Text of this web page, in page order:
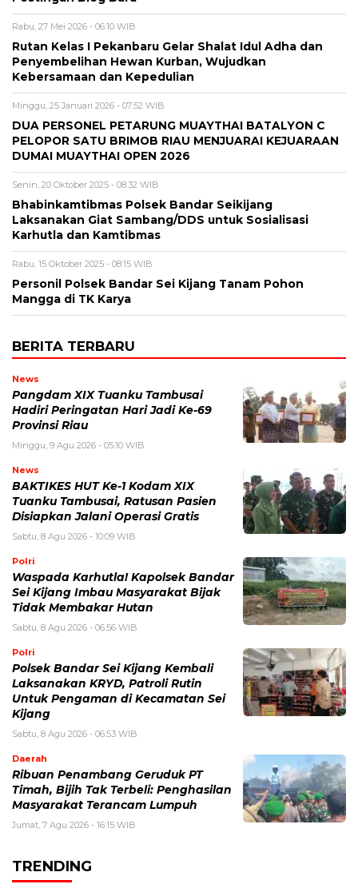
Rabu, 27 Mei 2026 - 06:10 WIB
Rutan Kelas I Pekanbaru Gelar Shalat Idul Adha dan
Penyembelihan Hewan Kurban, Wujudkan
Kebersamaan dan Kepedulian
Minggu, 25 Januari 2026 - 07:52 WIB
DUA PERSONEL PETARUNG MUAYTHAI BATALYON C
PELOPOR SATU BRIMOB RIAU MENJUARAI KEJUARAAN
DUMAI MUAYTHAI OPEN 2026
Senin, 20 Oktober 2025 - 08:32 WIB
Bhabinkamtibmas Polsek Bandar Seikijang
Laksanakan Giat Sambang/DDS untuk Sosialisasi
Karhutla dan Kamtibmas
Rabu, 15 Oktober 2025 - 08:15 WIB
Personil Polsek Bandar Sei Kijang Tanam Pohon
Mangga di TK Karya
BERITA TERBARU
News
Pangdam XIX Tuanku Tambusai
Hadiri Peringatan Hari Jadi Ke-69
Provinsi Riau
Minggu, 9 Agu 2026 - 05:10 WIB
News
BAKTIKES HUT Ke-1 Kodam XIX
Tuanku Tambusai, Ratusan Pasien
Disiapkan Jalani Operasi Gratis
Sabtu, 8 Agu 2026 - 10:09 WIB
Polri
Waspada Karhutla! Kapolsek Bandar
Sei Kijang Imbau Masyarakat Bijak
Tidak Membakar Hutan
Sabtu, 8 Agu 2026 - 06:56 WIB
Polri
Polsek Bandar Sei Kijang Kembali
Laksanakan KRYD, Patroli Rutin
Untuk Pengaman di Kecamatan Sei
Kijang
Sabtu, 8 Agu 2026 - 06:53 WIB
Daerah
Ribuan Penambang Geruduk PT
Timah, Bijih Tak Terbeli: Penghasilan
Masyarakat Terancam Lumpuh
Jumat, 7 Agu 2026 - 16:15 WIB
TRENDING